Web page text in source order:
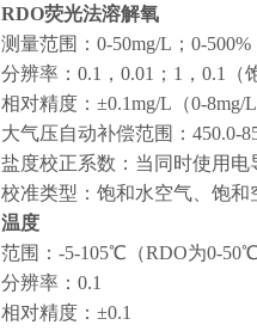
RDO荧光法溶解氧
测量范围：0-50mg/L；0-500%
分辨率：0.1，0.01；1，0.1（
相对精度：±0.1mg/L（0-8mg/
大气压自动补偿范围：450.0-
盐度校正系数：当同时使用电
校准类型：饱和水空气、饱和
温度
范围：-5-105℃（RDO为0-50℃
分辨率：0.1
相对精度：±0.1